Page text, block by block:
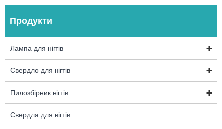
Продукти
Лампа для нігтів
Свердло для нігтів
Пилозбірник нігтів
Свердла для нігтів